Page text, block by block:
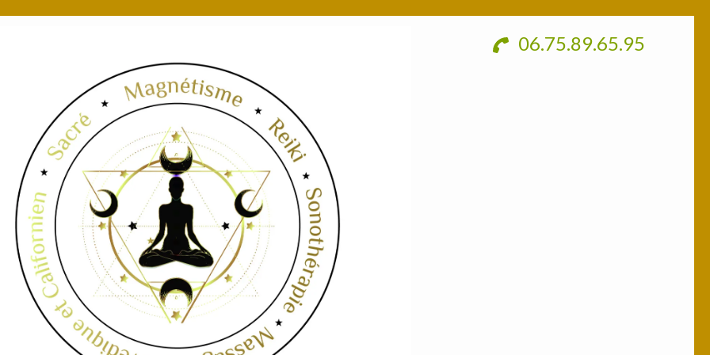
06.75.89.65.95